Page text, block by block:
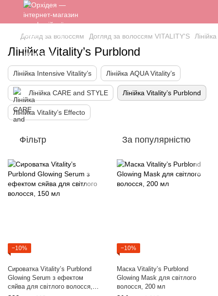
Догляд за волоссям Догляд за волоссям VITALITY'S
Лінійка Vitality’s Purblond
Лінійка Intensive Vitality’s Лінійка AQUA Vitality’s
Лінійка CARE and STYLE Лінійка Vitality’s Purblond
Лінійка Vitality’s Effecto
Фільтр За популярністю
−10%
Сироватка Vitality’s Purblond
Glowing Serum з ефектом
сяйва для світлого волосся,
−10%
Маска Vitality’s Purblond
Glowing Mask для світлого
волосся, 200 мл